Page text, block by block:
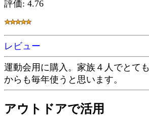
評価: 4.76
レビュー
運動会用に購入。家族４人でとて
からも毎年使うと思います。
アウトドアで活用